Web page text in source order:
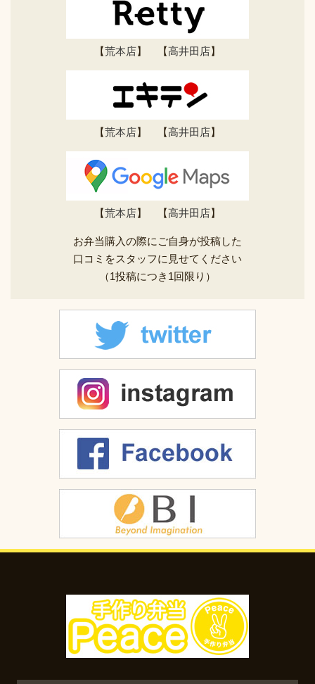
【荒本店】 【高井田店】
【荒本店】 【高井田店】
【荒本店】 【高井田店】
お弁当購入の際にご自身が投稿した
口コミをスタッフに見せてください
（1投稿につき1回限り）